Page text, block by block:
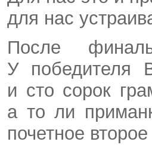
для нас
После
У победителя
и сто сорок
а то ли
почетное